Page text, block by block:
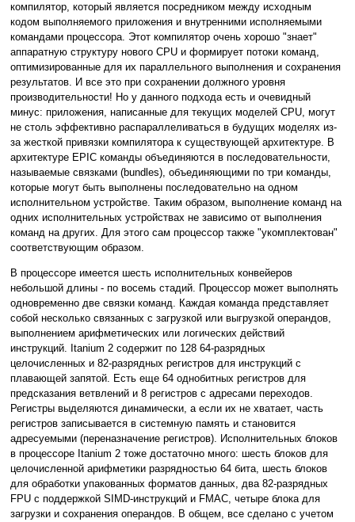
компилятор, который является посредником между исходным
кодом выполняемого приложения и внутренними исполняемыми
командами процессора. Этот компилятор очень хорошо "знает"
аппаратную структуру нового CPU и формирует потоки команд,
оптимизированные для их параллельного выполнения и сохранения
результатов. И все это при сохранении должного уровня
производительности! Но у данного подхода есть и очевидный
минус: приложения, написанные для текущих моделей CPU, могут
не столь эффективно распараллеливаться в будущих моделях из-
за жесткой привязки компилятора к существующей архитектуре. В
архитектуре EPIC команды объединяются в последовательности,
называемые связками (bundles), объединяющими по три команды,
которые могут быть выполнены последовательно на одном
исполнительном устройстве. Таким образом, выполнение команд на
одних исполнительных устройствах не зависимо от выполнения
команд на других. Для этого сам процессор также "укомплектован"
соответствующим образом.
В процессоре имеется шесть исполнительных конвейеров
небольшой длины - по восемь стадий. Процессор может выполнять
одновременно две связки команд. Каждая команда представляет
собой несколько связанных с загрузкой или выгрузкой операндов,
выполнением арифметических или логических действий
инструкций. Itanium 2 содержит по 128 64-разрядных
целочисленных и 82-разрядных регистров для инструкций с
плавающей запятой. Есть еще 64 однобитных регистров для
предсказания ветвлений и 8 регистров с адресами переходов.
Регистры выделяются динамически, а если их не хватает, часть
регистров записывается в системную память и становится
адресуемыми (переназначение регистров). Исполнительных блоков
в процессоре Itanium 2 тоже достаточно много: шесть блоков для
целочисленной арифметики разрядностью 64 бита, шесть блоков
для обработки упакованных форматов данных, два 82-разрядных
FPU c поддержкой SIMD-инструкций и FMAC, четыре блока для
загрузки и сохранения операндов. В общем, все сделано с учетом